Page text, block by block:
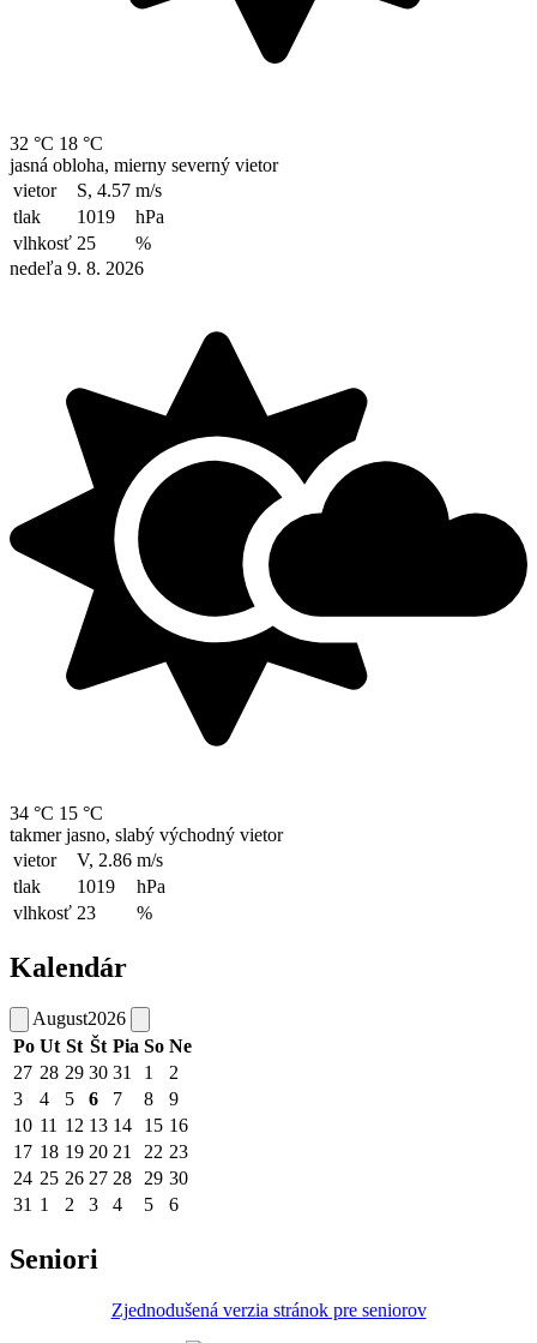
32 °C 18 °C
jasná obloha, mierny severný vietor
vietor
S, 4.57 m/s
tlak
1019
hPa
vlhkosť 25
%
nedeľa 9. 8. 2026
34 °C 15 °C
takmer jasno, slabý východný vietor
vietor
V, 2.86 m/s
tlak
1019
hPa
vlhkosť 23 %
Kalendár
August2026
Po Ut St Št Pia So Ne
27 28 29 30 31 1
2
3
4 5 6 7 8
9
10 11 12 13 14 15 16
17 18 19 20 21 22 23
24 25 26 27 28 29 30
31 1 2 3 4 5 6
Seniori
Zjednodušená verzia stránok pre seniorov